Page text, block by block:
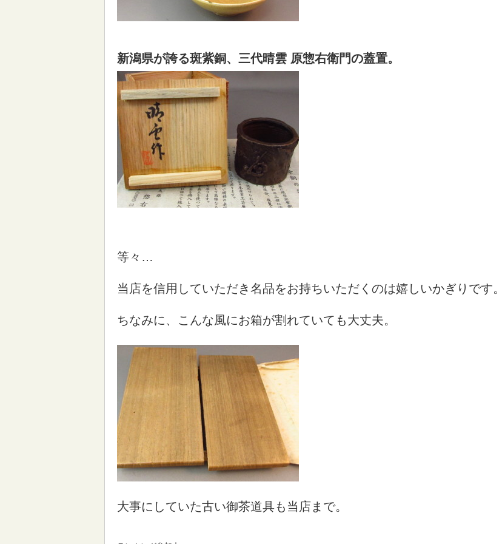
新潟県が誇る斑紫銅、三代晴雲 原惣右衛門の蓋置。
等々…
当店を信用していただき名品をお持ちいただくのは嬉しいかぎりです。
ちなみに、こんな風にお箱が割れていても大丈夫。
大事にしていた古い御茶道具も当店まで。